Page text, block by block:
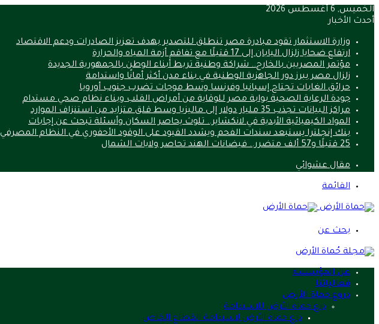
الخميس, 6 أغسطس 2026
أحدث الأخبار
وزارة الاستثمار تقود مبادرة مصر تنطلق للتصدير بهدف تعزيز الصادرات ودعم الاقتصاد
ارتفاع ضحايا زلزال اليابان إلى 17 قتيلًا مع تفاقم أزمة المياه والحرارة
مؤتمر المصريين بالخارج.. شراكة وطنية تربط أبناء الوطن بالجمهورية الجديدة
زلزال مصر يبرز دور الجاهزية الوطنية في بناء مدن أكثر أمانًا واستدامة
حرائق الغابات تجتاح إسبانيا وفرنسا وسط موجات تضرب جنوب أوروبا
جودة الرعاية الصحية بوابة مصر للوقاية من أمراض القلب وبناء نظام صحي مستدام
مراكز البيانات تجذب 35 مليار دولار إلى ماليزيا وسط قلق متزايد من استنزاف الموارد
المواد الكيميائية الأبدية في لانكشاير.. تلوث يحاصر السكان وأسئلة تبحث عن إجابات
بنك إنجلترا يستبعد سندات الفحم ويشدد القيود على الوقود الأحفوري في النظام المصرفي
25 قتيلًا و57 ألف متضرر.. فيضانات الهند تحاصر ولايات الشمال
مقال عشوائي
القائمة
بحث عن
عن المؤسسة
فعالياتنا
دروع حماة الأرض
درع حماة الأرض للاستدامة
درع حماة الأرض لاستدامة القطاع الخاص